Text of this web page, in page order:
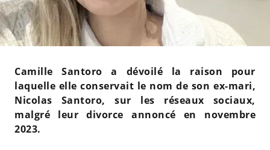
Camille Santoro a dévoilé la raison pour
laquelle elle conservait le nom de son ex-mari,
Nicolas Santoro, sur les réseaux sociaux,
malgré leur divorce annoncé en novembre
2023.